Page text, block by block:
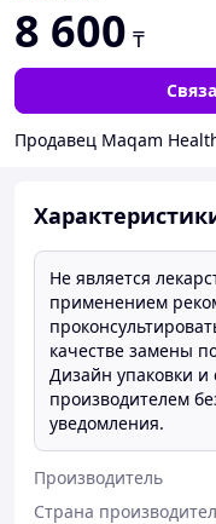
8 600 ₸
Продавец Maqam
Не является
применением
качестве замены
Дизайн упаковки и
производителем
уведомления.
Производитель
Страна